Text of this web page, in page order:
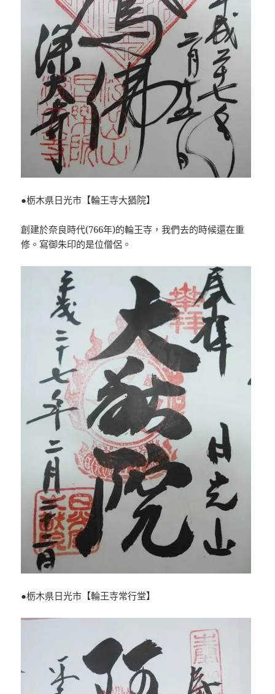
●栃木県日光市【輪王寺大猶院】
創建於奈良時代(766年)的輪王寺，我們去的時候還在重
修。寫御朱印的是位僧侶。
●栃木県日光市【輪王寺常行堂】